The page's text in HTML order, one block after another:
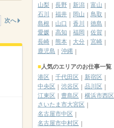
次へ
山梨
長野 新潟
富山
石川
福井 岡山
鳥取
島根
山口 香川
徳島
愛媛
高知 福岡
佐賀
長崎
熊本 大分
宮崎
鹿児島
沖縄
人気のエリアのお仕事一覧
港区
千代田区
新宿区
中央区
渋谷区
品川区
江東区
豊島区
横浜市西区
さいたま市大宮区
名古屋市中区
名古屋市中村区